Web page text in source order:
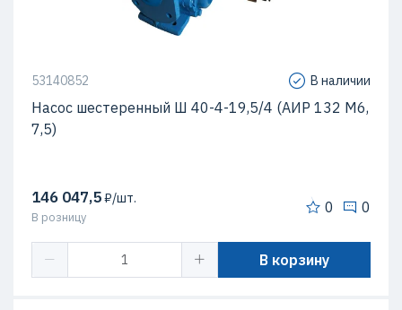
53140852 В наличии
Насос шестеренный Ш 40-4-19,5/4 (АИР 132 М6,
7,5)
146 047,5₽/шт.
В розницу
0 0
В корзину